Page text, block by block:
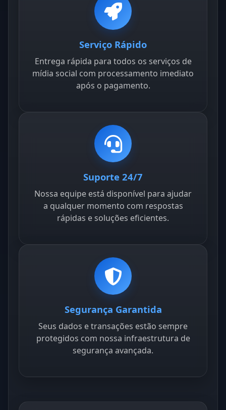
Serviço Rápido
Entrega rápida para todos os serviços de
mídia social com processamento imediato
após o pagamento.
Suporte 24/7
Nossa equipe está disponível para ajudar
a qualquer momento com respostas
rápidas e soluções eficientes.
Segurança Garantida
Seus dados e transações estão sempre
protegidos com nossa infraestrutura de
segurança avançada.